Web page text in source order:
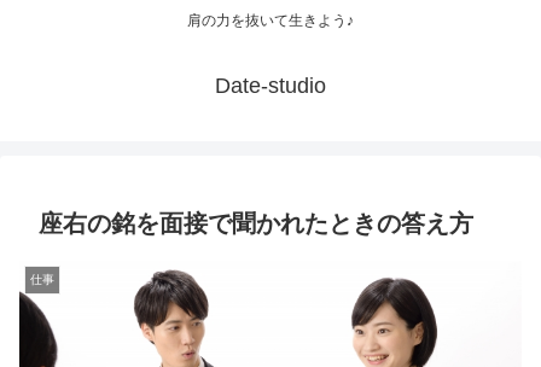
肩の力を抜いて生きよう♪
Date-studio
座右の銘を面接で聞かれたときの答え方
仕事